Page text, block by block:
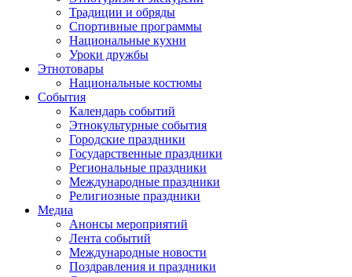
Традиции и обряды
Спортивные программы
Национальные кухни
Уроки дружбы
Этнотовары
Национальные костюмы
События
Календарь событий
Этнокультурные события
Городские праздники
Государственные праздники
Региональные праздники
Международные праздники
Религиозные праздники
Медиа
Анонсы мероприятий
Лента событий
Международные новости
Поздравления и праздники